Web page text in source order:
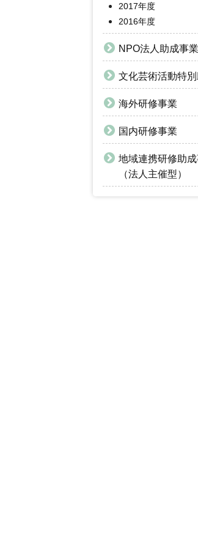
2017年度
2016年度
NPO法人助成事業
文化芸術活動特
海外研修事業
国内研修事業
地域連携研修助
（法人主催型）